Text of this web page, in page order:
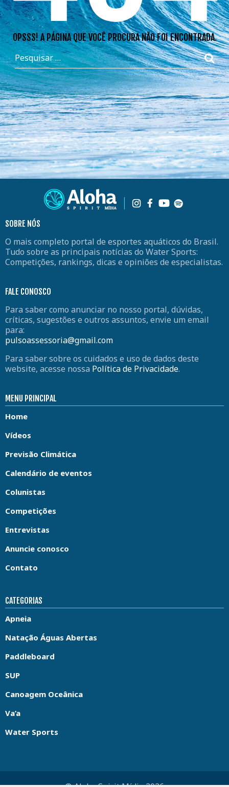
OPSSS! A PÁGINA QUE VOCÊ PROCURA NÃO FOI ENCONTRADA.
SOBRE NÓS
O mais completo portal de esportes aquáticos do Brasil.
Tudo sobre as principais notícias do Water Sports:
Competições, rankings, dicas e opiniões de especialistas.
FALE CONOSCO
Para saber como anunciar no nosso portal, dúvidas,
críticas, sugestões e outros assuntos, envie um email
para:
pulsoassessoria@gmail.com
Para saber sobre os cuidados e uso de dados deste
website, acesse nossa Política de Privacidade.
MENU PRINCIPAL
Home
Vídeos
Previsão Climática
Calendário de eventos
Colunistas
Competições
Entrevistas
Anuncie conosco
Contato
CATEGORIAS
Apneia
Natação Águas Abertas
Paddleboard
SUP
Canoagem Oceânica
Va’a
Water Sports